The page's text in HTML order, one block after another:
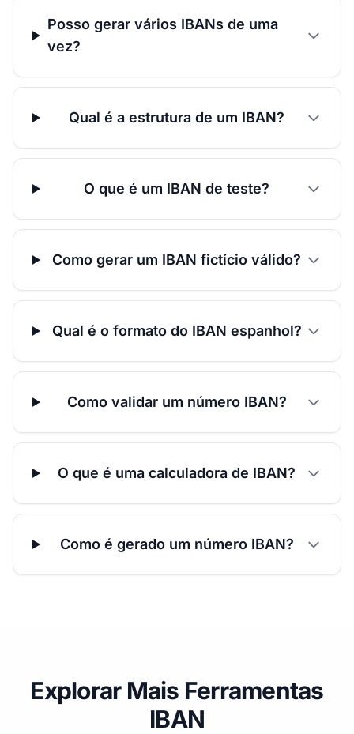
Posso gerar vários IBANs de uma
vez?
Qual é a estrutura de um IBAN?
O que é um IBAN de teste?
Como gerar um IBAN fictício válido?
Qual é o formato do IBAN espanhol?
Como validar um número IBAN?
O que é uma calculadora de IBAN?
Como é gerado um número IBAN?
Explorar Mais Ferramentas
IBAN